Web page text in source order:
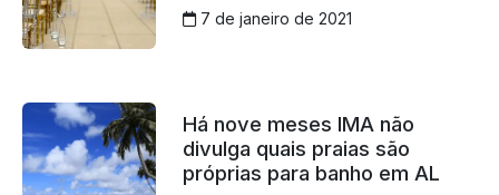
7 de janeiro de 2021
Há nove meses IMA não
divulga quais praias são
próprias para banho em AL